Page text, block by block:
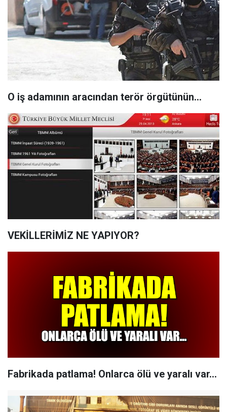
O iş adamının aracından terör örgütünün...
VEKİLLERİMİZ NE YAPIYOR?
Fabrikada patlama! Onlarca ölü ve yaralı var...